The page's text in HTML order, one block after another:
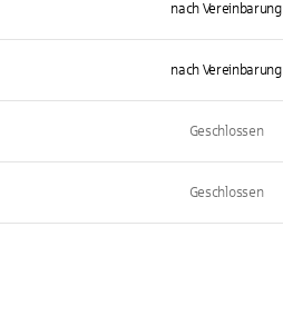
nach Vereinbarung
nach Vereinbarung
Geschlossen
Geschlossen